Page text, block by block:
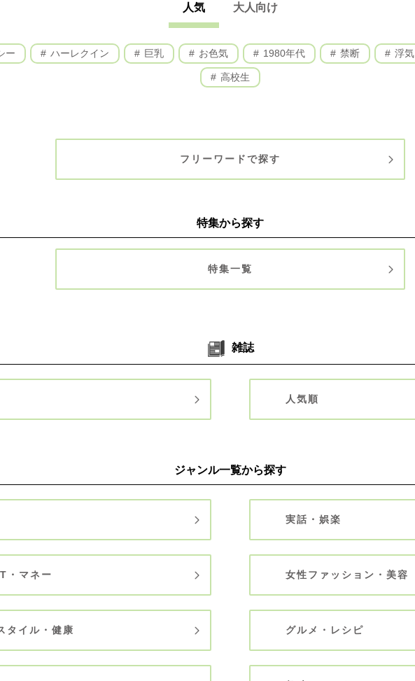
人気 大人向け
ー ハーレクイン 巨乳 お色気 1980年代 禁断 浮気
高校生
フリーワードで探す
特集から探す
特集一覧
雑誌
人気順
ジャンル一覧から探す
実話・娯楽
・マネー 女性ファッション・美容
タイル・健康 グルメ・レシピ